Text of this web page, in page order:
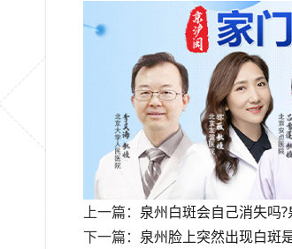
上一篇： 泉州白斑会自己消失吗
下一篇： 泉州脸上突然出现白斑